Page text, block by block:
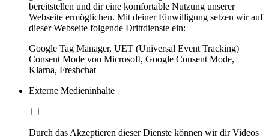
bereitstellen und dir eine komfortable Nutzung unserer
Webseite ermöglichen. Mit deiner Einwilligung setzen wir auf
dieser Webseite folgende Drittdienste ein:
Google Tag Manager, UET (Universal Event Tracking)
Consent Mode von Microsoft, Google Consent Mode,
Klarna, Freshchat
Externe Medieninhalte
Durch das Akzeptieren dieser Dienste können wir dir Videos